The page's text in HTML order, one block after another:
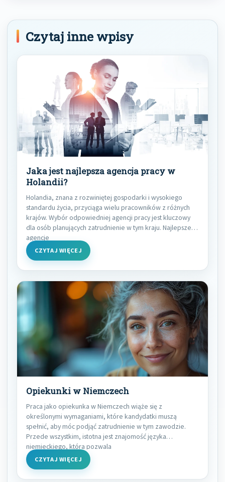
Czytaj inne wpisy
Jaka jest najlepsza agencja pracy w
Holandii?
Holandia, znana z rozwiniętej gospodarki i wysokiego
standardu życia, przyciąga wielu pracowników z różnych
krajów. Wybór odpowiedniej agencji pracy jest kluczowy
dla osób planujących zatrudnienie w tym kraju. Najlepsze
agencje
CZYTAJ WIĘCEJ
Opiekunki w Niemczech
Praca jako opiekunka w Niemczech wiąże się z
określonymi wymaganiami, które kandydatki muszą
spełnić, aby móc podjąć zatrudnienie w tym zawodzie.
Przede wszystkim, istotna jest znajomość języka
niemieckiego, która pozwala
CZYTAJ WIĘCEJ